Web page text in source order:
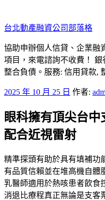
至
主
要
內
容
台北動產融資公司部落格
協助申辦個人信貸、企業融
項目，來電諮詢不收費！
整合負債。服務: 信用貸款,
發
於
2025 年 10 月 25 日 作者:
眼科擁有頂尖台
配合近視雷射
精準探頭有助於具有填補功
有品質信賴並在堆高機自體
乳醫師適用於熱咳患者飲食
消退比療程真正無論是支客